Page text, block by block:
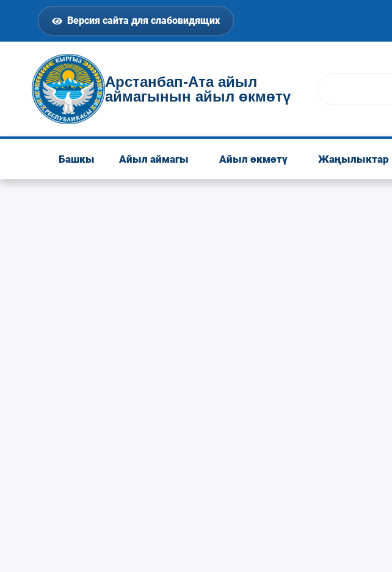
Версия сайта для слабовидящих
Арстанбап-Ата айыл
аймагынын айыл өкмөтү
Башкы Айыл аймагы Айыл өкмөтү Жаңылыктар